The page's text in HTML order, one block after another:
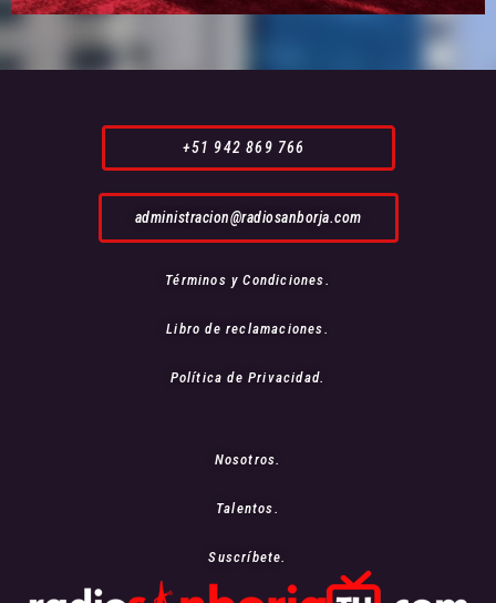
+51 942 869 766
administracion@radiosanborja.com
Términos y Condiciones.
Libro de reclamaciones.
Política de Privacidad.
Nosotros.
Talentos.
Suscríbete.